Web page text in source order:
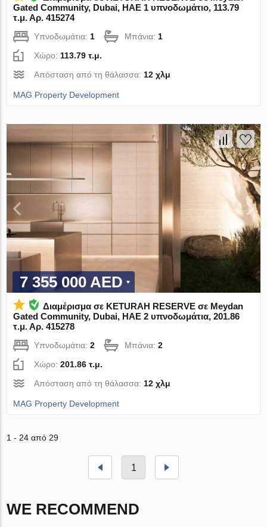
Gated Community, Dubai, ΗΑΕ 1 υπνοδωμάτιο, 113.79
τ.μ. Αρ. 415274
Υπνοδωμάτια: 1 Μπάνια: 1
Χώρο: 113.79 τ.μ.
Απόσταση από τη θάλασσα: 12 χλμ
MAG Property Development
7 355 000 AED
Διαμέρισμα σε KETURAH RESERVE σε Meydan
Gated Community, Dubai, ΗΑΕ 2 υπνοδωμάτια, 201.86
τ.μ. Αρ. 415278
Υπνοδωμάτια:2 Μπάνια:2
Χώρο:201.86 τ.μ.
Απόσταση από τη θάλασσα:12 χλμ
MAG Property Development
1 - 24 από 29
1
WE RECOMMEND